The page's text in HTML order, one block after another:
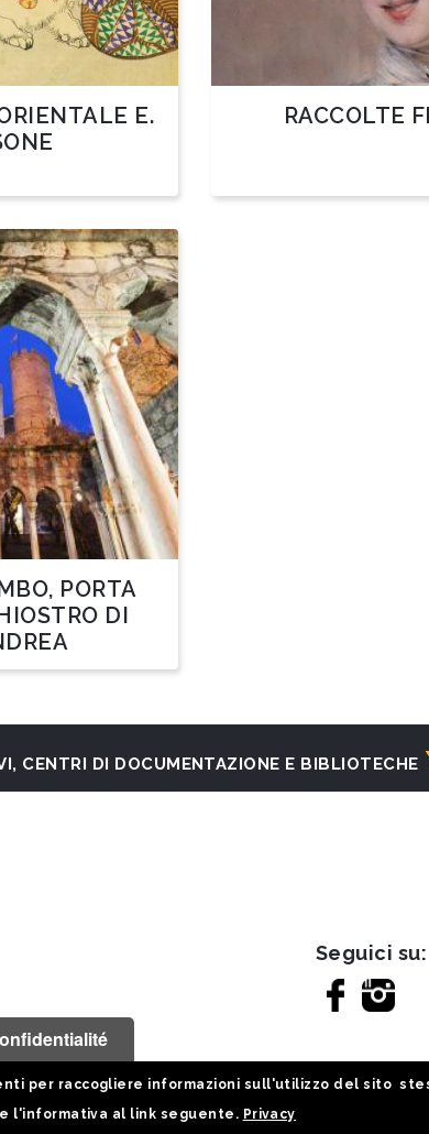
E.
RACCOLTE
PORTA
DI
CENTRI DI DOCUMENTAZIONE E BIBLIOTECHE
Seguici su:
per raccogliere informazioni sull'utilizzo del sito
l'informativa al link seguente. Privacy